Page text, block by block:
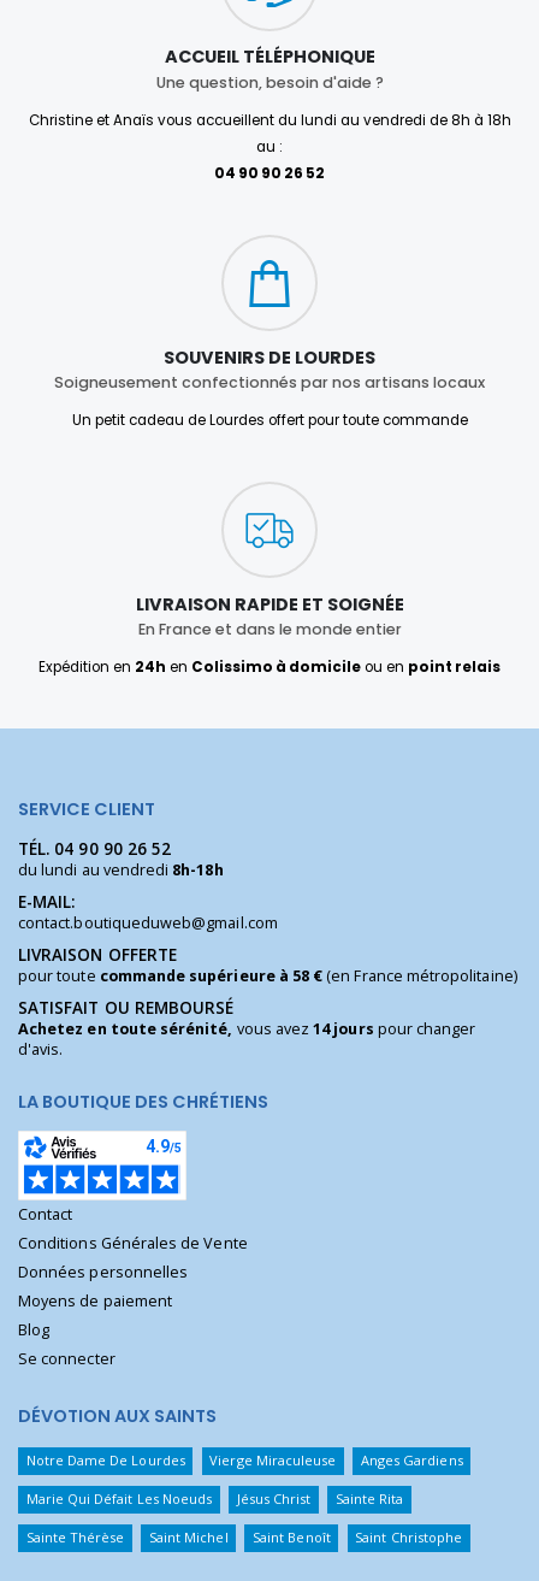
ACCUEIL TÉLÉPHONIQUE
Une question, besoin d'aide ?
Christine et Anaïs vous accueillent du lundi au vendredi de 8h à 18h
au :
04 90 90 26 52
SOUVENIRS DE LOURDES
Soigneusement confectionnés par nos artisans locaux
Un petit cadeau de Lourdes offert pour toute commande
LIVRAISON RAPIDE ET SOIGNÉE
En France et dans le monde entier
Expédition en 24h en Colissimo à domicileou en point relais
SERVICE CLIENT
TÉL. 04 90 90 26 52
du lundi au vendredi 8h-18h
E-MAIL:
contact.boutiqueduweb@gmail.com
LIVRAISON OFFERTE
pour toute commande supérieure à 58 €(en France métropolitaine)
SATISFAIT OU REMBOURSÉ
Achetez en toute sérénité, vous avez14 jours pour changer
d'avis.
LA BOUTIQUE DES CHRÉTIENS
Contact
Conditions Générales de Vente
Données personnelles
Moyens de paiement
Blog
Se connecter
DÉVOTION AUX SAINTS
Notre Dame De Lourdes Vierge Miraculeuse Anges Gardiens
Marie Qui Défait Les Noeuds Jésus Christ Sainte Rita
Sainte Thérèse Saint Michel Saint Benoît Saint Christophe